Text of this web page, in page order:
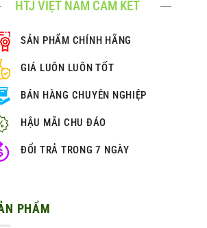
HTJ VIỆT NAM CAM KẾT
SẢN PHẨM CHÍNH HÃNG
GIÁ LUÔN LUÔN TỐT
BÁN HÀNG CHUYÊN NGHIỆP
HẬU MÃI CHU ĐÁO
ĐỔI TRẢ TRONG 7 NGÀY
PHẨM